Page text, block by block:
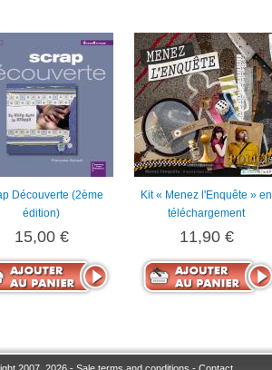
Découverte (2ème
édition)
15,00 €
Kit « Menez l'Enquête » en
téléchargement
11,90 €